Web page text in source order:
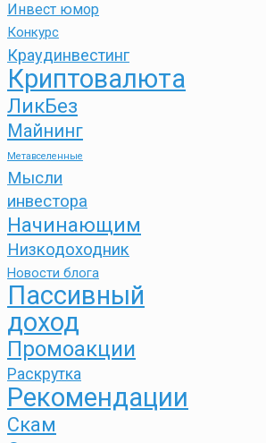
Инвест юмор
Конкурс
Краудинвестинг
Криптовалюта
ЛикБез
Майнинг
Метавселенные
Мысли
инвестора
Начинающим
Низкодоходник
Новости блога
Пассивный
доход
Промоакции
Раскрутка
Рекомендации
Скам